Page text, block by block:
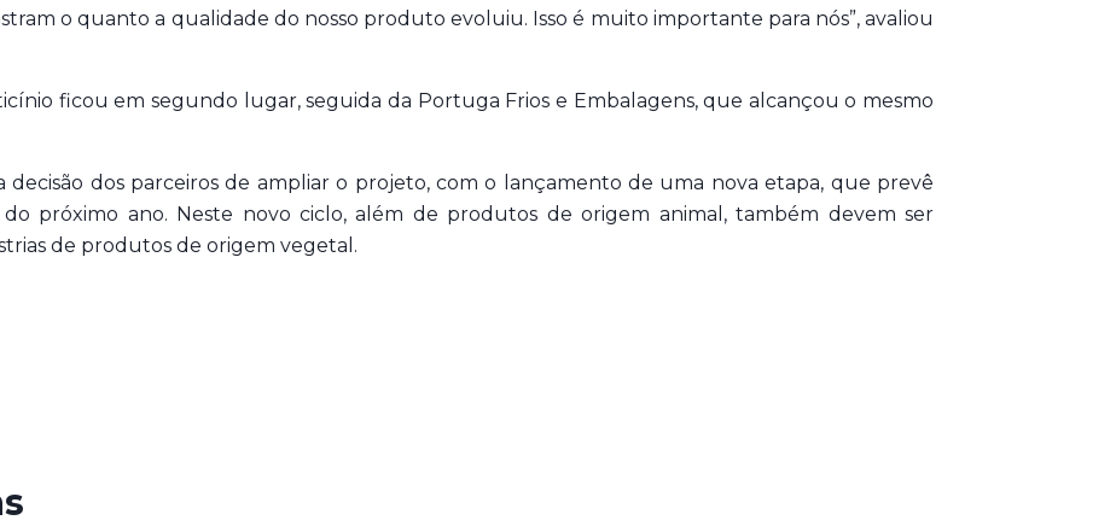
o quanto a qualidade do nosso produto evoluiu. Isso é muito importante para nós”, avaliou
ficou em segundo lugar, seguida da Portuga Frios e Embalagens, que alcançou o mesmo
dos parceiros de ampliar o projeto, com o lançamento de uma nova etapa, que prevê
próximo ano. Neste novo ciclo, além de produtos de origem animal, também devem ser
de produtos de origem vegetal.